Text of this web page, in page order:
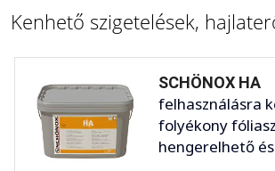
Kenhető szigetelések,
SCHÖNOX HA
felhasználásra
folyékony
hengerelhető és